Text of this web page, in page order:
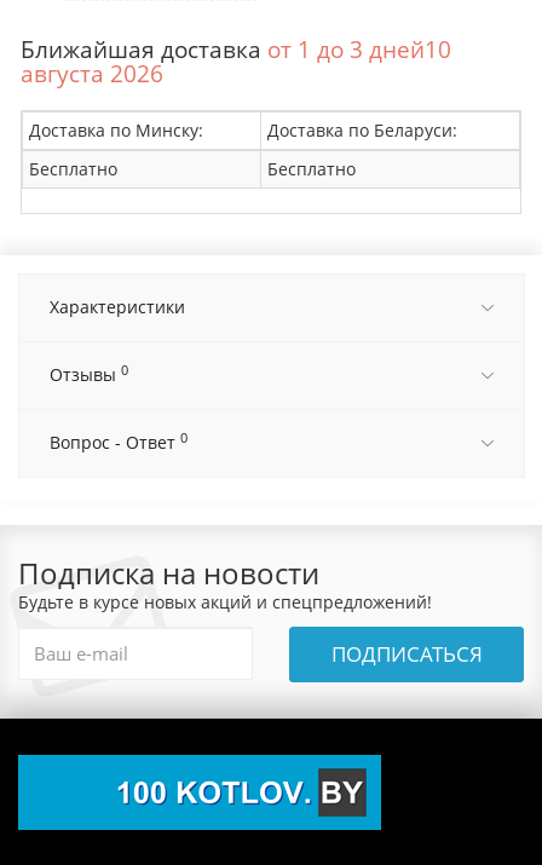
Ближайшая доставка от 1 до 3 дней10
августа 2026
Доставка по Минску:
Доставка по Беларуси:
Бесплатно
Бесплатно
Характеристики
Отзывы 0
Вопрос - Ответ 0
Подписка на новости
Будьте в курсе новых акций и спецпредложений!
ПОДПИСАТЬСЯ